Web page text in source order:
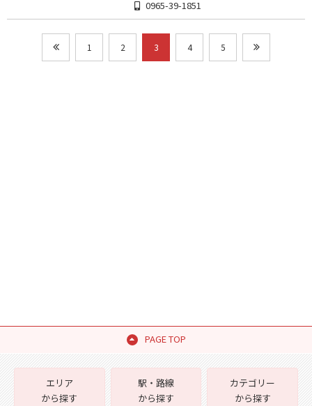
0965-39-1851
1 2 3 4 5
PAGE TOP
エリア
から探す
駅・路線
から探す
カテゴリー
から探す